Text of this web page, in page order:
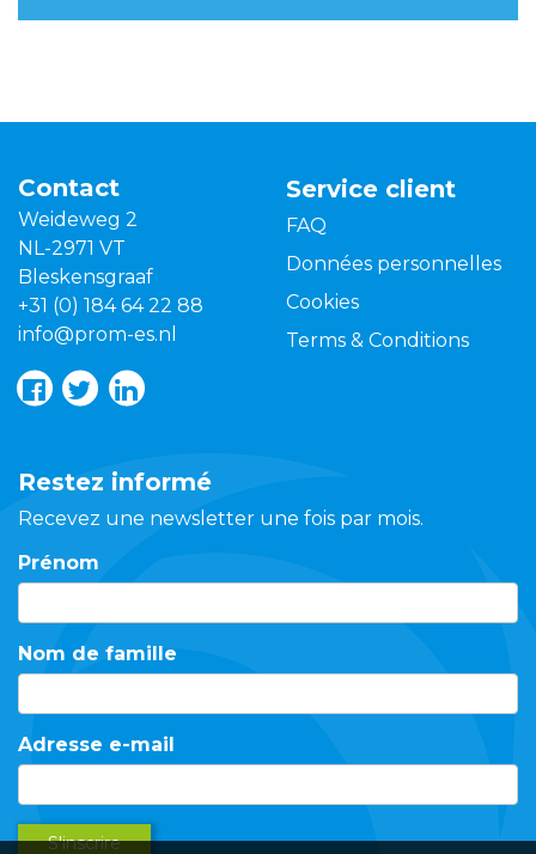
Contact
Weideweg 2
NL-2971 VT
Bleskensgraaf
+31 (0) 184 64 22 88
info@prom-es.nl
Service client
FAQ
Données personnelles
Cookies
Terms & Conditions
Restez informé
Recevez une newsletter une fois par mois.
Prénom
Nom de famille
Adresse e-mail
S'inscrire